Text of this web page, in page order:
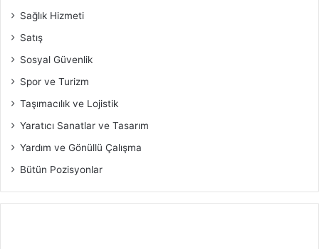
Sağlık Hizmeti
Satış
Sosyal Güvenlik
Spor ve Turizm
Taşımacılık ve Lojistik
Yaratıcı Sanatlar ve Tasarım
Yardım ve Gönüllü Çalışma
Bütün Pozisyonlar